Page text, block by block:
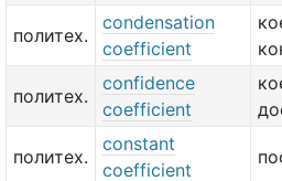
политех.
condensation
coefficient
политех.
confidence
coefficient
политех.
constant
coefficient